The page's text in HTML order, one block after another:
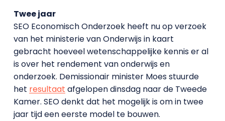
Twee jaar
SEO Economisch Onderzoek heeft nu op verzoek
van het ministerie van Onderwijs in kaart
gebracht hoeveel wetenschappelijke kennis er al
is over het rendement van onderwijs en
onderzoek. Demissionair minister Moes stuurde
het resultaat afgelopen dinsdag naar de Tweede
Kamer. SEO denkt dat het mogelijk is om in twee
jaar tijd een eerste model te bouwen.